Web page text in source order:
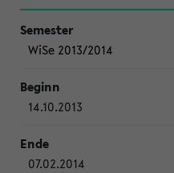
WiSe 2013/2014
14.10.2013
07.02.2014